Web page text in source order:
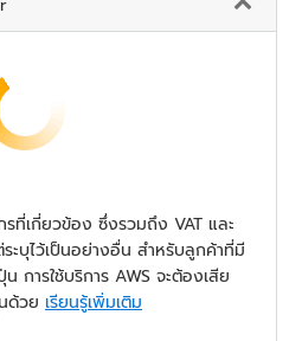
รที่เกี่ยวข้อง ซึ่งรวมถึง VAT และ
ะบุไว้เป็นอย่างอื่น สำหรับลูกค้าที่มี
การใช้บริการ AWS จะต้องเสีย
ด้วย เรียนรู้เพิ่มเติม